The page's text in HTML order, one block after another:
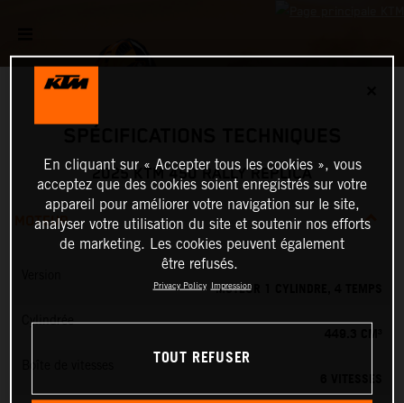
2025 KTM 450 RALLY REPLICA
MOTEUR
MOTEUR 1 CYLINDRE, 4 TEMPS
Cylindrée
En cliquant sur « Accepter tous les cookies », vous
acceptez que des cookies soient enregistrés sur votre
appareil pour améliorer votre navigation sur le site,
analyser votre utilisation du site et soutenir nos efforts
de marketing. Les cookies peuvent également
être refusés.
Privacy Policy Impression
TOUT REFUSER